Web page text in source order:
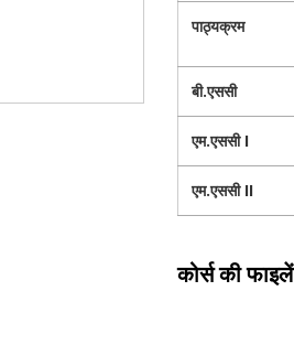
पाठ्यक्रम
बी.एससी
एम.एससी I
एम.एससी II
कोर्स की फाइलें